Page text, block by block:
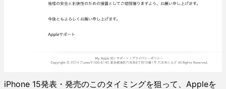
iPhone 15発表・発売のこのタイミングを狙って、Appleを